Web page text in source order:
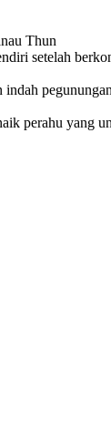
Thun
setelah
perahu yang